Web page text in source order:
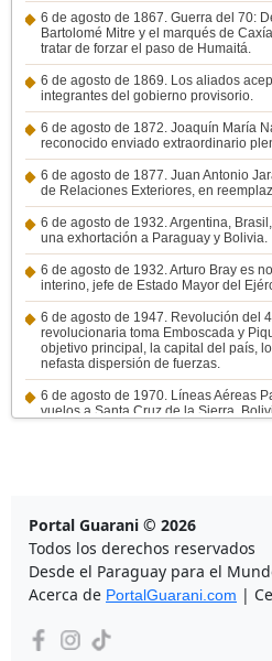
6 de agosto de 1867. Guerra del 70:
Bartolomé Mitre y el marqués de
tratar de forzar el paso de Humaitá.
6 de agosto de 1869. Los aliados
integrantes del gobierno provisorio.
6 de agosto de 1872. Joaquín María
reconocido enviado extraordinario
6 de agosto de 1877. Juan Antonio
de Relaciones Exteriores, en
6 de agosto de 1932. Argentina,
una exhortación a Paraguay y Bolivia.
6 de agosto de 1932. Arturo Bray es
interino, jefe de Estado Mayor del
6 de agosto de 1947. Revolución del
revolucionaria toma Emboscada y
objetivo principal, la capital del país,
nefasta dispersión de fuerzas.
6 de agosto de 1970. Líneas Aéreas
vuelos a Santa Cruz de la Sierra,
Portal Guarani © 2026
Todos los derechos reservados
Desde el Paraguay para el
Acerca de PortalGuarani.com |